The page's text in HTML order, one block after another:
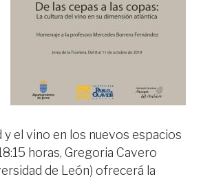
y el vino en los nuevos espacios
horas, Gregoria Cavero
de León) ofrecerá la